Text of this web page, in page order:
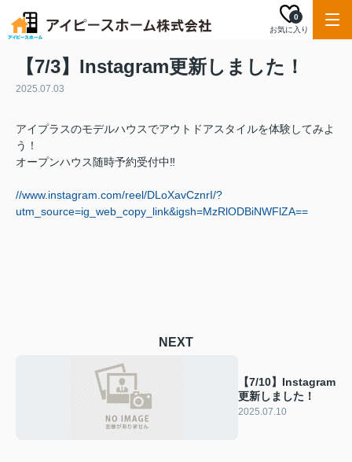
お気に入り
0
【7/3】Instagram更新しました！
2025.07.03
アイプラスのモデルハウスでアウトドアスタイルを体験してみよ
う！
オープンハウス随時予約受付中‼️
//www.instagram.com/reel/DLoXavCznrI/?
utm_source=ig_web_copy_link&igsh=MzRlODBiNWFlZA==
NEXT
【7/10】Instagram
更新しました！
2025.07.10